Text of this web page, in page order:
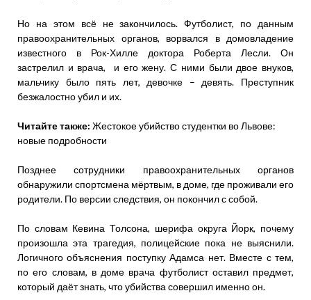
Но на этом всё не закончилось. Футболист, по данным
правоохранительных органов, ворвался в домовладение
известного в Рок-Хилле доктора Роберта Лесли. Он
застрелил и врача, и его жену. С ними были двое внуков,
мальчику было пять лет, девочке – девять. Преступник
безжалостно убил и их.
Читайте также: Жестокое убийство студентки во Львове:
новые подробности
Позднее сотрудники правоохранительных органов
обнаружили спортсмена мёртвым, в доме, где проживали его
родители. По версии следствия, он покончил с собой.
По словам Кевина Толсона, шерифа округа Йорк, почему
произошла эта трагедия, полицейские пока не выяснили.
Логичного объяснения поступку Адамса нет. Вместе с тем,
по его словам, в доме врача футболист оставил предмет,
который даёт знать, что убийства совершил именно он.